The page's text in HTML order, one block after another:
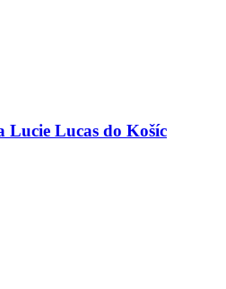
Lucie Lucas do Košíc